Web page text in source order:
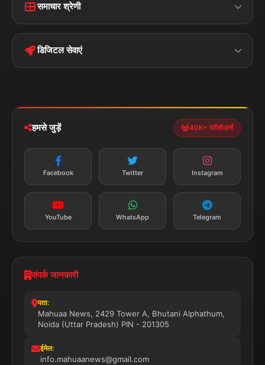
Terms &
Conditions
Privacy Policy
समाचार श्रेणी
बिहार क्राइम
पॉलिटिकल झारखण्ड
डिजिटल सेवाएं
न्यूज़ अलर्ट
तत्काल अपडेट
सब्सक्राइब करें
हमसे जुड़ें 40K+ फॉलोअर्स
Facebook Twitter Instagram
YouTube WhatsApp Telegram
संपर्क जानकारी
पता:
Mahuaa News, 2429 Tower A, Bhutani Alphathum,
Noida (Uttar Pradesh) PIN - 201305
ईमेल:
info.mahuaanews@gmail.com